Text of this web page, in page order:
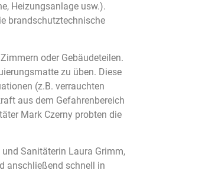
Heizungsanlage usw.).
brandschutztechnische
oder Gebäudeteilen.
zu üben. Diese
(z.B. verrauchten
aus dem Gefahrenbereich
Mark Czerny probten die
Sanitäterin Laura Grimm,
anschließend schnell in